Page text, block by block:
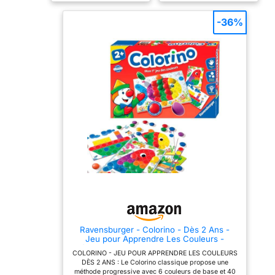
accessible.
APPRENTISSAGE PAR
ASSOCIATION : en
réunissant les bons duos,
l’enfant apprend à
identifier les liens entre
les éléments, à reconnaître
les formes et à classer
visuellement les éléments.
Un jeu qui éveille l’esprit
d’analyse tout en
favorisant le vocabulaire.
CONTENU COMPLET
POUR TOUT-PETITS : le
coffret contient 12 puzzles
en carton rigide, faciles à
manipuler, aux illustrations
tendres et expressives.
pour une prise en main
OBSERVATION ET
COORDINATION : cette
motricité fine, la
concentration et la
Ravensburger - Colorino - Dès 2 Ans -
Jeu pour Apprendre Les Couleurs -
Educatif - Mosaïque Enfant - Version
Française - 24011
COLORINO - JEU POUR APPRENDRE LES COULEURS
DÈS 2 ANS : Le Colorino classique propose une
méthode progressive avec 6 couleurs de base et 40
-36%